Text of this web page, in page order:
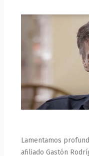
Lamentamos
afiliado Gastón